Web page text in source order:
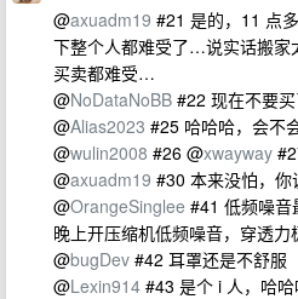
@axuadm19 #21 是的，11 点
下整个人都难受了…说实话搬家
买卖都难受…
@NoDataNoBB #22 现在不要
@Alias2023 #25 哈哈哈，会不
@wulin2008 #26 @xwayway
@axuadm19 #30 本来没怕，
@OrangeSinglee #41 低频噪音
晚上开压缩机低频噪音，穿透力
@bugDev #42 耳罩还是不舒服
@Lexin914 #43 是个 i 人，哈